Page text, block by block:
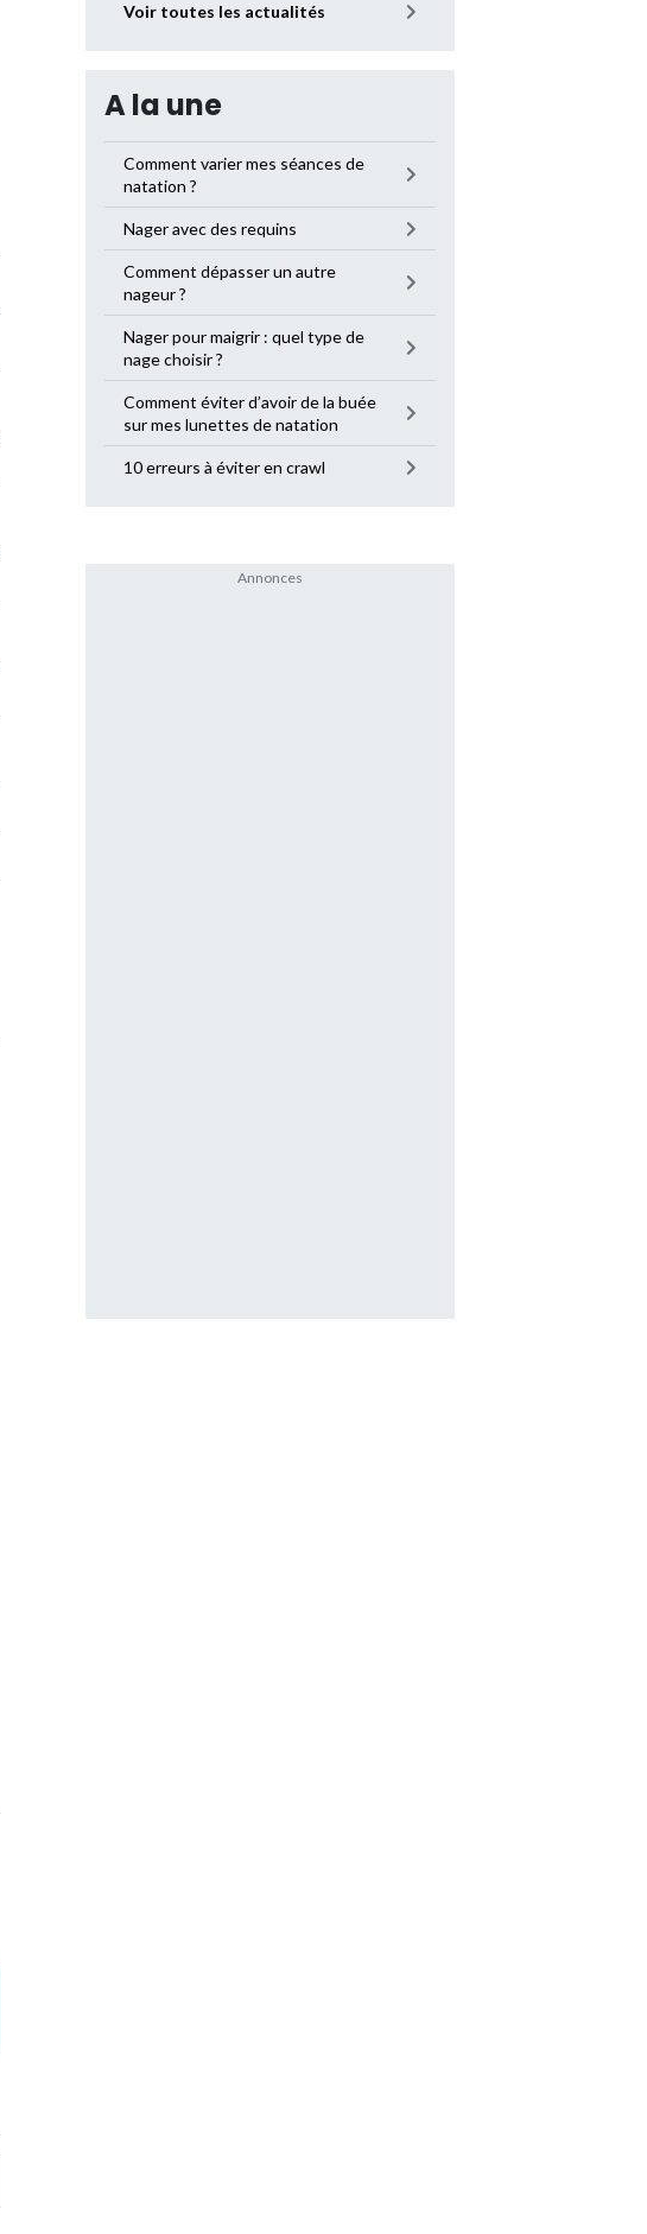
Voir toutes les actualités
A la une
Comment varier mes séances de
natation ?
Nager avec des requins
Comment dépasser un autre
nageur ?
Nager pour maigrir : quel type de
nage choisir ?
Comment éviter d’avoir de la buée
sur mes lunettes de natation
10 erreurs à éviter en crawl